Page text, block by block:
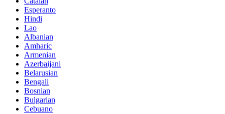
Esperanto
Hindi
Lao
Albanian
Amharic
Armenian
Azerbaijani
Belarusian
Bengali
Bosnian
Bulgarian
Cebuano